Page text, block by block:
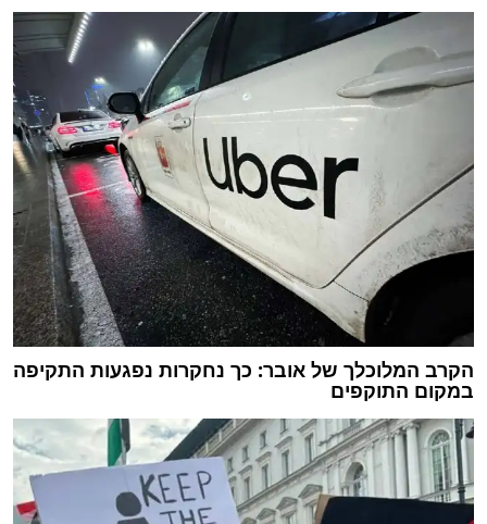
הקרב המלוכלך של אובר: כך נחקרות נפגעות התקיפה
במקום התוקפים